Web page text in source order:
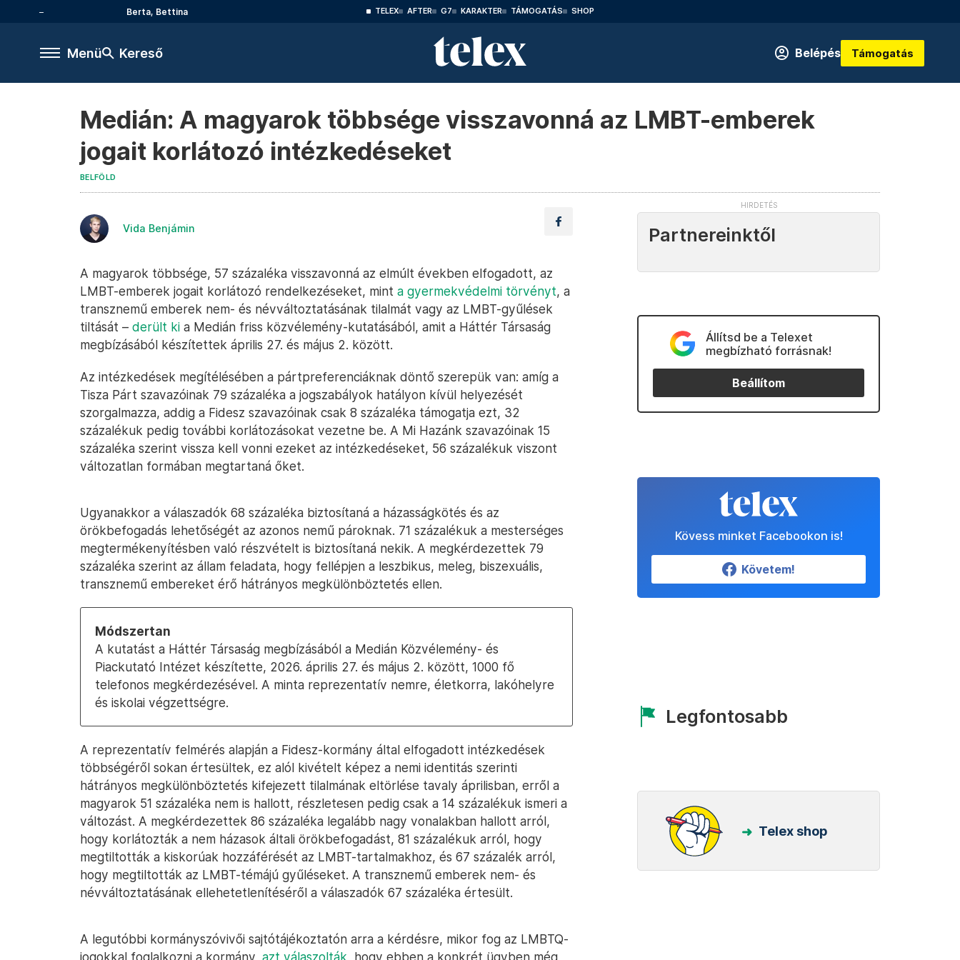
Berta, Bettina TELEX AFTER G7 KARAKTER TÁMOGATÁS SHOP
Menü Kereső Belépés Támogatás
Medián: A magyarok többsége visszavonná az LMBT-emberek
jogait korlátozó intézkedéseket
BELFÖLD
Vida Benjámin
A magyarok többsége, 57 százaléka visszavonná az elmúlt években elfogadott, az
LMBT-emberek jogait korlátozó rendelkezéseket, mint a gyermekvédelmi törvényt, a
transznemű emberek nem- és névváltoztatásának tilalmát vagy az LMBT-gyűlések
tiltását – derült ki a Medián friss közvélemény-kutatásából, amit a Háttér Társaság
megbízásából készítettek április 27. és május 2. között.
Az intézkedések megítélésében a pártpreferenciáknak döntő szerepük van: amíg a
Tisza Párt szavazóinak 79 százaléka a jogszabályok hatályon kívül helyezését
szorgalmazza, addig a Fidesz szavazóinak csak 8 százaléka támogatja ezt, 32
százalékuk pedig további korlátozásokat vezetne be. A Mi Hazánk szavazóinak 15
százaléka szerint vissza kell vonni ezeket az intézkedéseket, 56 százalékuk viszont
változatlan formában megtartaná őket.
Ugyanakkor a válaszadók 68 százaléka biztosítaná a házasságkötés és az
örökbefogadás lehetőségét az azonos nemű pároknak. 71 százalékuk a mesterséges
megtermékenyítésben való részvételt is biztosítaná nekik. A megkérdezettek 79
százaléka szerint az állam feladata, hogy fellépjen a leszbikus, meleg, biszexuális,
transznemű embereket érő hátrányos megkülönböztetés ellen.
Módszertan
A kutatást a Háttér Társaság megbízásából a Medián Közvélemény- és
Piackutató Intézet készítette, 2026. április 27. és május 2. között, 1000 fő
telefonos megkérdezésével. A minta reprezentatív nemre, életkorra, lakóhelyre
és iskolai végzettségre.
A reprezentatív felmérés alapján a Fidesz-kormány által elfogadott intézkedések
többségéről sokan értesültek, ez alól kivételt képez a nemi identitás szerinti
hátrányos megkülönböztetés kifejezett tilalmának eltörlése tavaly áprilisban, erről a
magyarok 51 százaléka nem is hallott, részletesen pedig csak a 14 százalékuk ismeri a
változást. A megkérdezettek 86 százaléka legalább nagy vonalakban hallott arról,
hogy korlátozták a nem házasok általi örökbefogadást, 81 százalékuk arról, hogy
megtiltották a kiskorúak hozzáférését az LMBT-tartalmakhoz, és 67 százalék arról,
hogy megtiltották az LMBT-témájú gyűléseket. A transznemű emberek nem- és
névváltoztatásának ellehetetlenítéséről a válaszadók 67 százaléka értesült.
A legutóbbi kormányszóvivői sajtótájékoztatón arra a kérdésre, mikor fog az LMBTQ-
jogokkal foglalkozni a kormány, azt válaszolták , hogy ebben a konkrét ügyben még
Partnereinktől
Állítsd be a Telexet
megbízható forrásnak!
Beállítom
Kövess minket Facebookon is!
Követem!
Legfontosabb
Telex shop